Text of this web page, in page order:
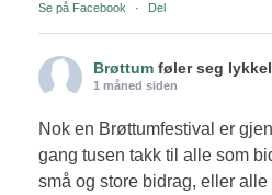
Se på Facebook · Del
Brøttum føler seg
1 måned siden
Nok en Brøttumfestival er
gang tusen takk til alle som
små og store bidrag, eller